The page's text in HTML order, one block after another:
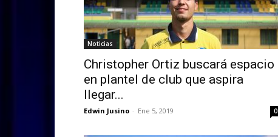
Noticias
Christopher Ortiz buscará espacio
en plantel de club que aspira
llegar...
Edwin Jusino - Ene 5, 2019 0